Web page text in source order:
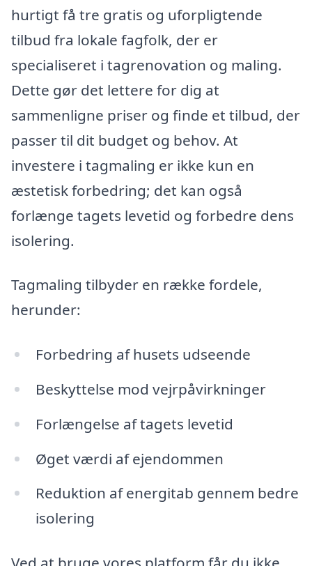
hurtigt få tre gratis og uforpligtende
tilbud fra lokale fagfolk, der er
specialiseret i tagrenovation og maling.
Dette gør det lettere for dig at
sammenligne priser og finde et tilbud, der
passer til dit budget og behov. At
investere i tagmaling er ikke kun en
æstetisk forbedring; det kan også
forlænge tagets levetid og forbedre dens
isolering.
Tagmaling tilbyder en række fordele,
herunder:
Forbedring af husets udseende
Beskyttelse mod vejrpåvirkninger
Forlængelse af tagets levetid
Øget værdi af ejendommen
Reduktion af energitab gennem bedre
isolering